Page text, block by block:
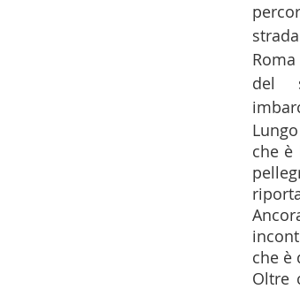
11 -
14 - IIC
17 -
20 -
del
che è
che è
Oltre